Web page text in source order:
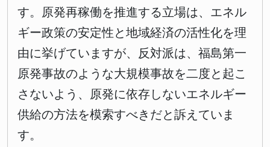
す。原発再稼働を推進する立場は、エネル
ギー政策の安定性と地域経済の活性化を理
由に挙げていますが、反対派は、福島第一
原発事故のような大規模事故を二度と起こ
さないよう、原発に依存しないエネルギー
供給の方法を模索すべきだと訴えていま
す。